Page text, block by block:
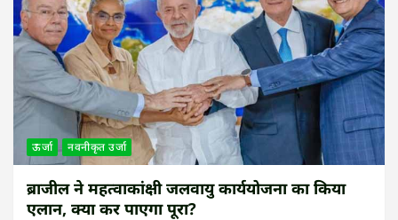
ऊर्जा नवनीकृत उर्जा
ब्राजील ने महत्वाकांक्षी जलवायु कार्ययोजना का किया
एलान, क्या कर पाएगा पूरा?